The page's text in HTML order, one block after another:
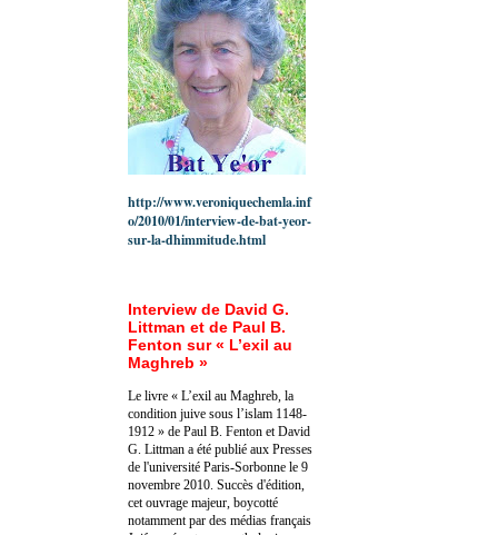
http://www.veroniquechemla.inf
o/2010/01/interview-de-bat-yeor-
sur-la-dhimmitude.html
Interview de David G.
Littman et de Paul B.
Fenton sur « L’exil au
Maghreb »
Le livre « L’exil au Maghreb, la
condition juive sous l’islam 1148-
1912 » de Paul B. Fenton et David
G. Littman a été publié aux Presses
de l'université Paris-Sorbonne le 9
novembre 2010. Succès d'édition,
cet ouvrage majeur, boycotté
notamment par des médias français